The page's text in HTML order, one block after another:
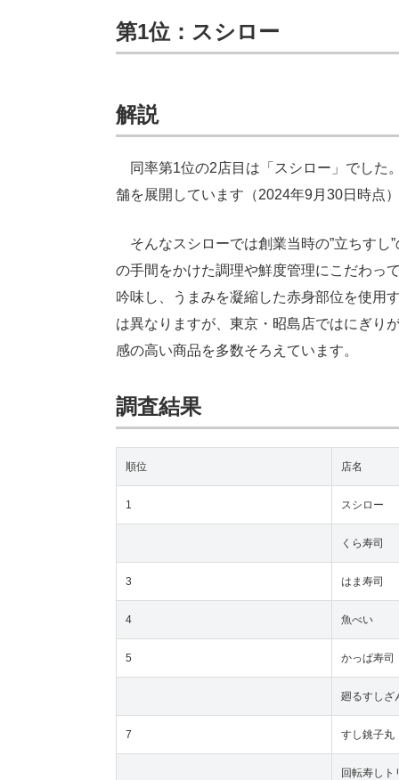
第1位：スシロー
解説
同率第1位の2店目は「スシロー」でした
舗を展開しています（2024年9月30日時点
そんなスシローでは創業当時の”立ちすし
の手間をかけた調理や鮮度管理にこだわっ
吟味し、うまみを凝縮した赤身部位を使用
は異なりますが、東京・昭島店ではにぎり
感の高い商品を多数そろえています。
調査結果
順位 店名
1 スシロー
くら寿司
3 はま寿司
4 魚べい
5 かっぱ寿司
廻るすしざ
7 すし銚子丸
回転寿しト